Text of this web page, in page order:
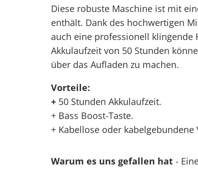
Diese robuste Maschine ist mit
enthält. Dank des hochwertigen
auch eine professionell klingende
Akkulaufzeit von 50 Stunden
über das Aufladen zu machen.
Vorteile:
+ 50 Stunden Akkulaufzeit.
+ Bass Boost-Taste.
+ Kabellose oder kabelgebundene
Warum es uns gefallen hat -